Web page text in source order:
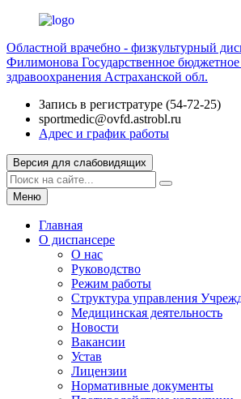
Областной врачебно - физкультурный
Филимонова Государственное
здравоохранения Астраханской обл.
Запись в регистратуре (54-72-25)
sportmedic@ovfd.astrobl.ru
Адрес и график работы
Версия для слабовидящих
Меню
Главная
О диспансере
О нас
Руководство
Режим работы
Структура управления
Медицинская деятельность
Новости
Вакансии
Устав
Лицензии
Нормативные документы